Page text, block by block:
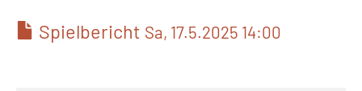
Spielbericht Sa, 17.5.2025 14:00